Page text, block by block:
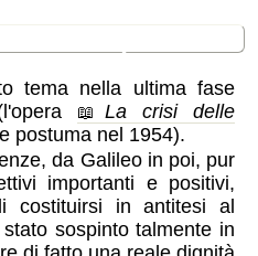
tema nella ultima fase
La crisi delle
postuma nel 1954).
da Galileo in poi, pur
importanti e positivi,
costituirsi in antitesi al
sospinto talmente in